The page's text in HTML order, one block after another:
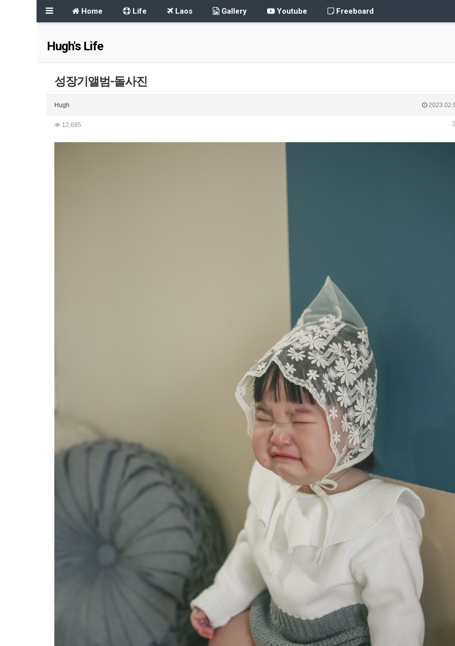
Home Life Laos Gallery Youtube Freeboard
Hugh's Life
성장기앨범-돌사진
Hugh
12,695